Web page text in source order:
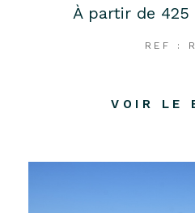
À partir de 425
REF :
VOIR LE